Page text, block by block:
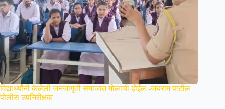
विद्यार्थ्यांनी केलेली जनजागृती समाजात मोलाची होईल -जयराम पाटील
पोलीस उपनिरीक्षक